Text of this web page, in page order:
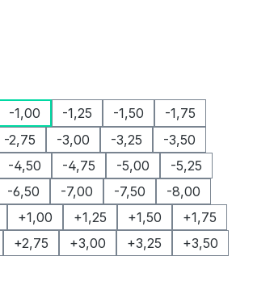
-1,00 -1,25 -1,50
-1,75
-2,75 -3,00 -3,25
-3,50
-4,50 -4,75 -5,00
-5,25
-6,50 -7,00 -7,50
-8,00
+1,00 +1,25 +1,50
+1,75
+2,75 +3,00 +3,25
+3,50